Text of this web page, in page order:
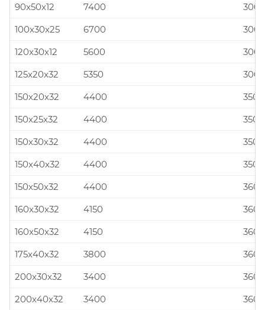
90x50x12
7400
100x30x25
6700
120x30x12
5600
125x20x32
5350
150x20x32
4400
150x25x32
4400
150x30x32
4400
150x40x32
4400
150x50x32
4400
160x30x32
4150
160x50x32
4150
175x40x32
3800
200x30x32
3400
200x40x32
3400